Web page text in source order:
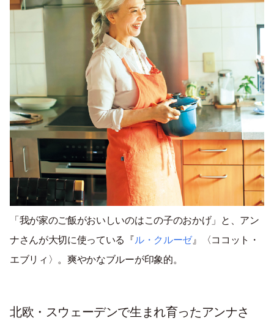
「我が家のご飯がおいしいのはこの子のおかげ」と、アン
ナさんが大切に使っている『ル・クルーゼ』〈ココット・
エブリィ〉。爽やかなブルーが印象的。
北欧・スウェーデンで生まれ育ったアンナさ